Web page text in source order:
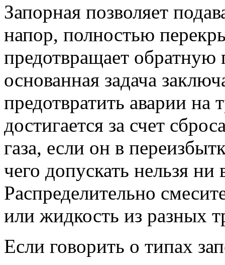
Запорная позволяет
напор, полностью
предотвращает обратную
основанная задача
предотвратить аварии на
достигается за счет
газа, если он в
чего допускать нельзя ни
Распределительно
или жидкость из разных
Если говорить о типах